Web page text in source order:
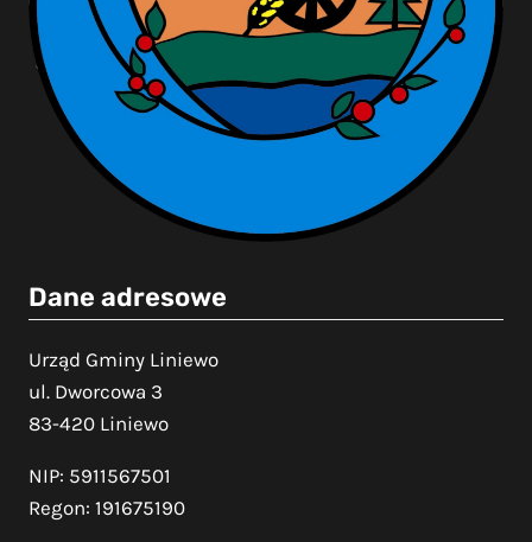
Dane adresowe
Urząd Gminy Liniewo
ul. Dworcowa 3
83-420 Liniewo
NIP: 5911567501
Regon: 191675190